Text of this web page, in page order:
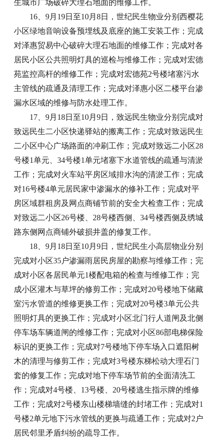
生城市广场破碎大理石地面的维修工作。
16、9月19日至10月8日，世纪民生物业分别西樱花
小区绿地音响设备预埋线及底座的施工安装工作；完成
对泽惠贸易中心破碎大理石地面的维修工作；完成对各
居民小区公共照明灯具的巡检与维修工作；完成对宏德
苑监控高杆的维修工作；完成对宏德苑2号楼堵塞污水
主管线的疏通及清理工作；完成对泽惠小区二楼平台渗
漏水区域的维修与防水处理工作。
17、9月18日至10月9日，致远民生物业分别完成对
致远民生二小区快递驿站的搬离工作；完成对致远民生
二小区中心广场路面的冲刷工作；完成对致远二小区28
号楼1单元、34号楼1单元堵塞下水道管线的疏通与清淤
工作；完成对火车站平房区域排水沟的清淤工作；完成
对16号楼4单元居民家中渗漏水的修补工作；完成对平
房区域群租房及网点商铺节前的安全大检查工作；完成
对致远二小区26号楼、28号楼西侧、34号楼西侧及绣城
路东侧网点商铺外破损井盖的修复工作。
18、9月18日至10月9日，世纪民生小高层物业分别
完成对小区35户渗漏雨居民房屋的勘察与维修工作；完
成对小区各居民单元1楼配电箱的检查与维修工作；完
成小区灌木与草坪的修剪工作；完成对20号楼地下储藏
室污水管道的维修更换工作；完成对20号楼3单元公共
照明灯具的更换工作；完成对小区北门行人道闸及北侧
停车场车辆道闸的维修工作；完成对小区86部电梯保险
标识的更换工作；完成对7号楼地下停车场入口遮阳树
木的清理与修剪工作；完成对3号楼东梯松动大理石门
套的修复工作；完成对地下停车场节前的全面清洗工
作；完成对4号楼、13号楼、20号楼逃生指示牌的维修
工作；完成对2号楼东山楼梯墙缝的封堵工作；完成对1
号楼2单元地下污水管线的更换与疏通工作；完成对2户
居民邻里矛盾纠纷的疏导工作。